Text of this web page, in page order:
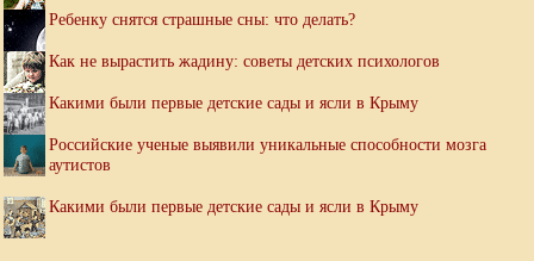
Ребенку снятся страшные сны: что делать?
Как не вырастить жадину: советы детских психологов
Какими были первые детские сады и ясли в Крыму
Российские ученые выявили уникальные способности мозга
аутистов
Какими были первые детские сады и ясли в Крыму